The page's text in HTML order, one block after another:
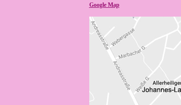
Google Map